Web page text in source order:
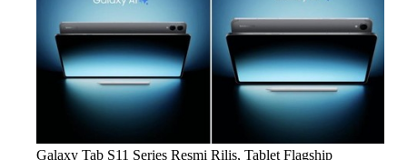
Galaxy Tab S11 Series Resmi Rilis, Tablet Flagship